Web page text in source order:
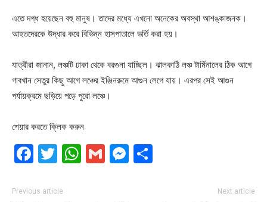
এতে দগ্ধ হয়েছেন বহু মানুষ। তাদের মধ্যে এখনো অনেকের অবস্থা আশঙ্কাজনক।
আহতদেরকে উদ্ধার করে বিভিন্ন হাসপাতালে ভর্তি করা হয়।
যাত্রীরা জানান, লঞ্চটি ঢাকা থেকে বরগুনা যাচ্ছিল। ঝালকাঠি লঞ্চ টার্মিনালের ঠিক আগে
গাবখান সেতুর কিছু আগে লঞ্চের ইঞ্জিনরুমে আগুন লেগে যায়। এরপর সেই আগুন
পর্যায়ক্রমে ছড়িয়ে পড়ে পুরো লঞ্চে।
শেয়ার করতে ক্লিক করুন
Facebook
Twitter
WhatsApp
GmailMessenger
Previous article Next article